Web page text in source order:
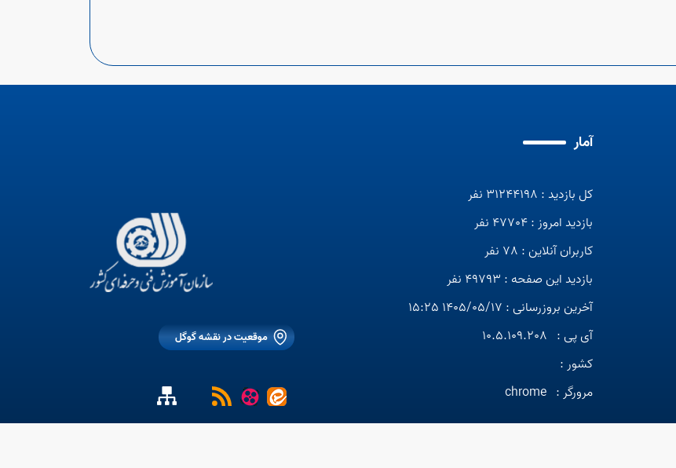
آمار
کل بازدید : 31244198 نفر
بازدید امروز : 47704 نفر
کاربران آنلاین : 78 نفر
بازدید این صفحه : 49793 نفر
آخرین بروزرسانی : 1405/05/17 15:25
آی پی : 10.5.109.208
کشور :
مرورگر : chrome
موقعیت در نقشه گوگل